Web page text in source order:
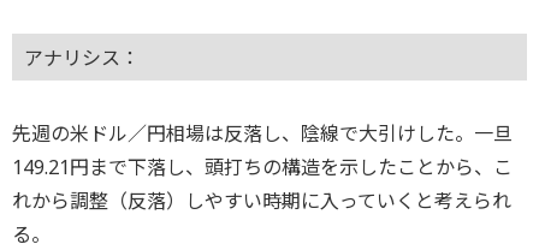
アナリシス：
先週の米ドル／円相場は反落し、陰線で大引けした。一旦
149.21円まで下落し、頭打ちの構造を示したことから、こ
れから調整（反落）しやすい時期に入っていくと考えられ
る。